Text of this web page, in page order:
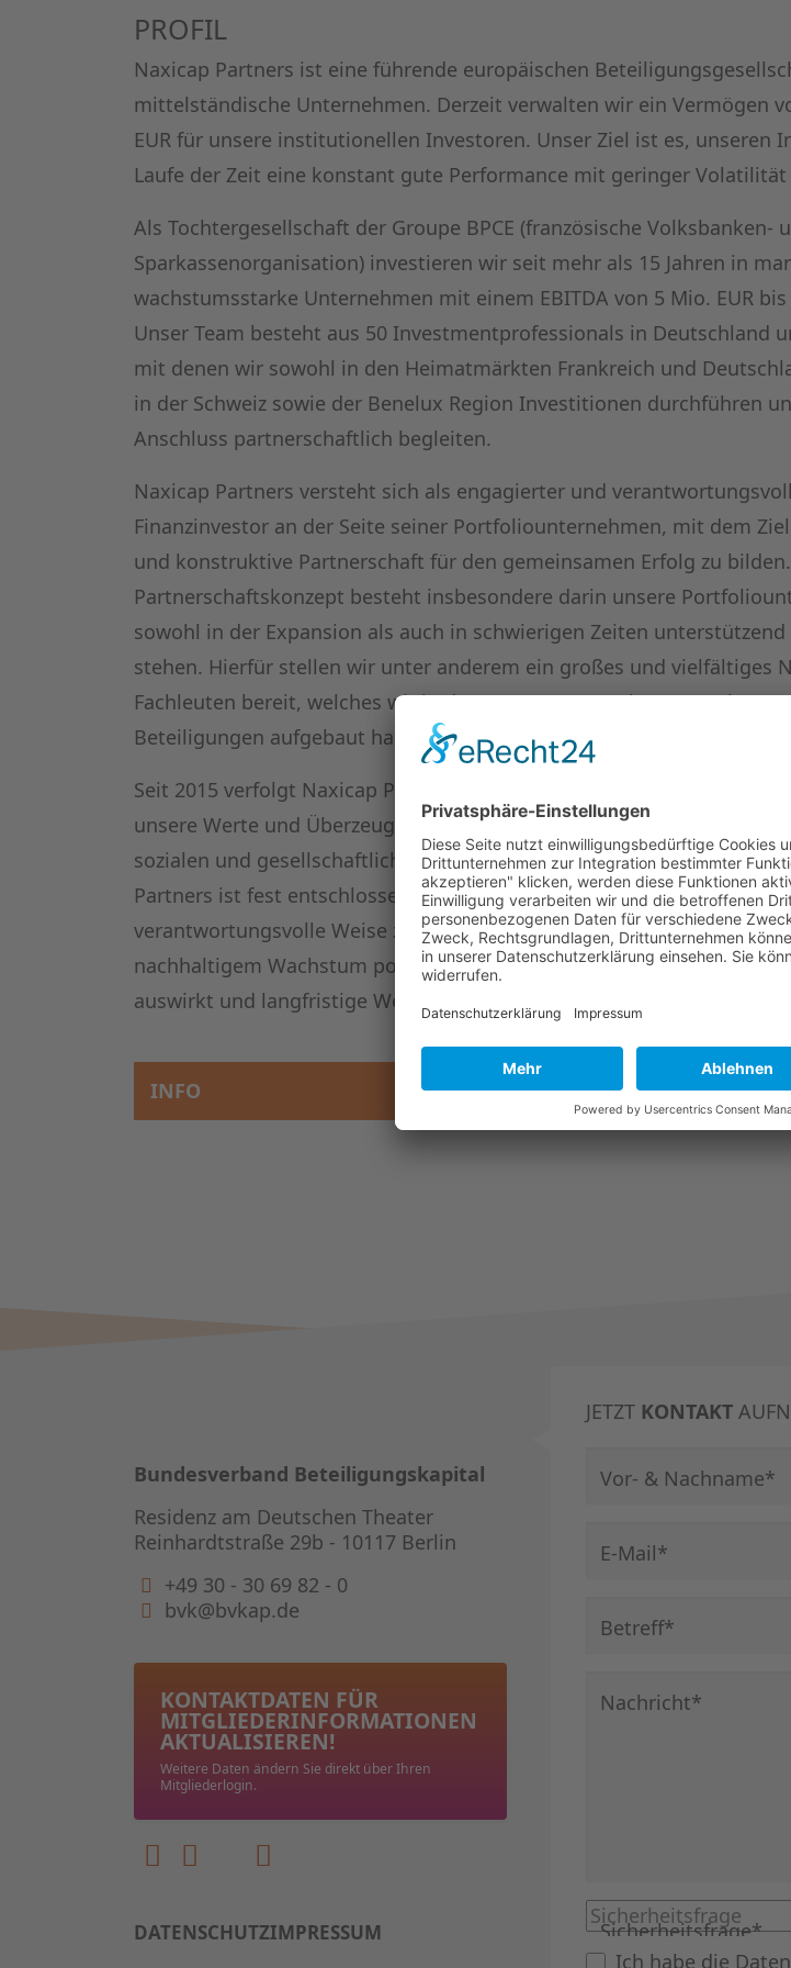
PROFIL
Naxicap Partners ist eine führende europäischen
mittelständische Unternehmen. Derzeit verwalten wir ein Vermögen
EUR für unsere institutionellen Investoren. Unser Ziel ist es, unseren
Laufe der Zeit eine konstant gute Performance mit geringer Volatilität
Als Tochtergesellschaft der Groupe BPCE (französische Volksbanken-
Sparkassenorganisation) investieren wir seit mehr als 15 Jahren in
wachstumsstarke Unternehmen mit einem EBITDA von 5 Mio. EUR bis
Unser Team besteht aus 50 Investmentprofessionals in Deutschland
mit denen wir sowohl in den Heimatmärkten Frankreich und
in der Schweiz sowie der Benelux Region Investitionen durchführen
Anschluss partnerschaftlich begleiten.
Naxicap Partners versteht sich als engagierter und
Finanzinvestor an der Seite seiner Portfoliounternehmen, mit dem
und konstruktive Partnerschaft für den gemeinsamen Erfolg zu
Partnerschaftskonzept besteht insbesondere darin unsere
sowohl in der Expansion als auch in schwierigen Zeiten unterstützend
stehen. Hierfür stellen wir unter anderem ein großes und vielfältiges
Fachleuten bereit, welches wir in den vergangenen Jahren aus über
Beteiligungen aufgebaut haben.
Seit 2015 verfolgt Naxicap Partners zudem eine umfassende ESG-
unsere Werte und Überzeugungen widerspiegelt. Das Bekenntnis zu
sozialen und gesellschaftlichen Themen hat für uns eine hohe
Partners ist fest entschlossen, die Unternehmen im Portfolio auf eine
verantwortungsvolle Weise zu entwickeln. Wir glauben, dass sich die
nachhaltigem Wachstum positiv auf die Performance der
auswirkt und langfristige Wertschöpfung generiert.
INFO
Bundesverband Beteiligungskapital
Residenz am Deutschen Theater
Reinhardtstraße 29b - 10117 Berlin
+49 30 - 30 69 82 - 0
bvk@bvkap.de
KONTAKTDATEN FÜR
MITGLIEDER­INFORMATIONEN
AKTUALISIEREN!
Weitere Daten ändern Sie direkt über Ihren
Mitgliederlogin.
DATENSCHUTZIMPRESSUM
JETZT KONTAKT
Pflichtfeld
Vor- & Nachname*
Pflichtfeld
E-Mail*
Pflichtfeld
Betreff*
Pflichtfeld
Nachricht*
Sicherheitsfrage*
Ich habe die